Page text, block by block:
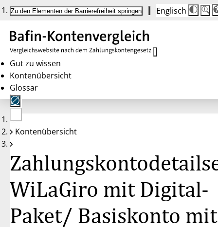
Zu den Elementen der Barrierefreiheit springen Englisch
Die
auf
100
100
Gut zu wissen
Kontenübersicht
Glossar
Keine
Konten
Kontenübersicht
WiLaGiro mit Digital-
Paket/ Basiskonto mit